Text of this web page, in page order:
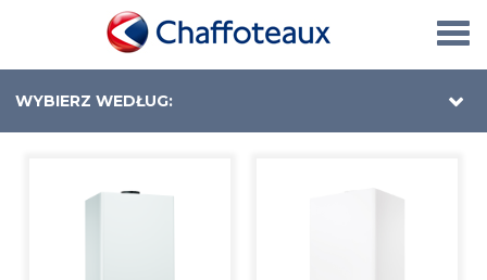
WYBIERZ WEDŁUG: